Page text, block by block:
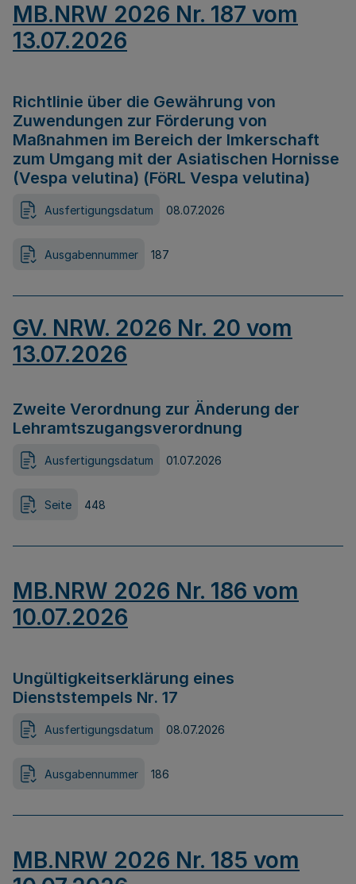
MB.NRW 2026 Nr. 187 vom
13.07.2026
Richtlinie über die Gewährung von
Zuwendungen zur Förderung von
Maßnahmen im Bereich der Imkerschaft
zum Umgang mit der Asiatischen Hornisse
(Vespa velutina) (FöRL Vespa velutina)
Ausfertigungsdatum 08.07.2026
Ausgabennummer 187
GV. NRW. 2026 Nr. 20 vom
13.07.2026
Zweite Verordnung zur Änderung der
Lehramtszugangsverordnung
Ausfertigungsdatum 01.07.2026
Seite 448
MB.NRW 2026 Nr. 186 vom
10.07.2026
Ungültigkeitserklärung eines
Dienststempels Nr. 17
Ausfertigungsdatum 08.07.2026
Ausgabennummer 186
MB.NRW 2026 Nr. 185 vom